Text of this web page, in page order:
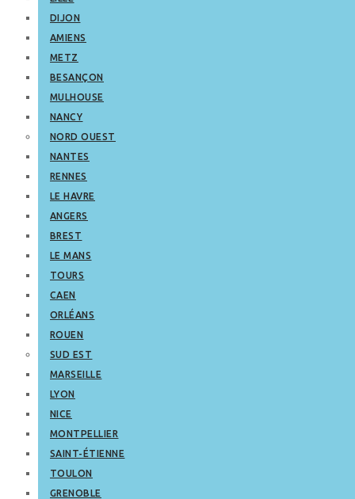
DIJON
AMIENS
METZ
BESANÇON
MULHOUSE
NANCY
NORD OUEST
NANTES
RENNES
LE HAVRE
ANGERS
BREST
LE MANS
TOURS
CAEN
ORLÉANS
ROUEN
SUD EST
MARSEILLE
LYON
NICE
MONTPELLIER
SAINT-ÉTIENNE
TOULON
GRENOBLE